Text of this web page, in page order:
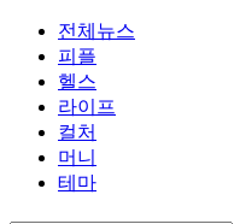
전체뉴스
피플
헬스
라이프
컬처
머니
테마